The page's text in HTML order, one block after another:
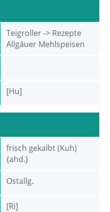
Teigroller -> Rezepte
Allgäuer Mehlspeisen
[Hu]
frisch gekalbt (Kuh)
{ahd.}
Ostallg.
[Ri]